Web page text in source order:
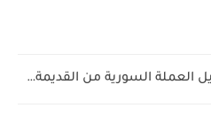
رابط تحويل العملة السورية من القديمة إلى الجديدة 2026